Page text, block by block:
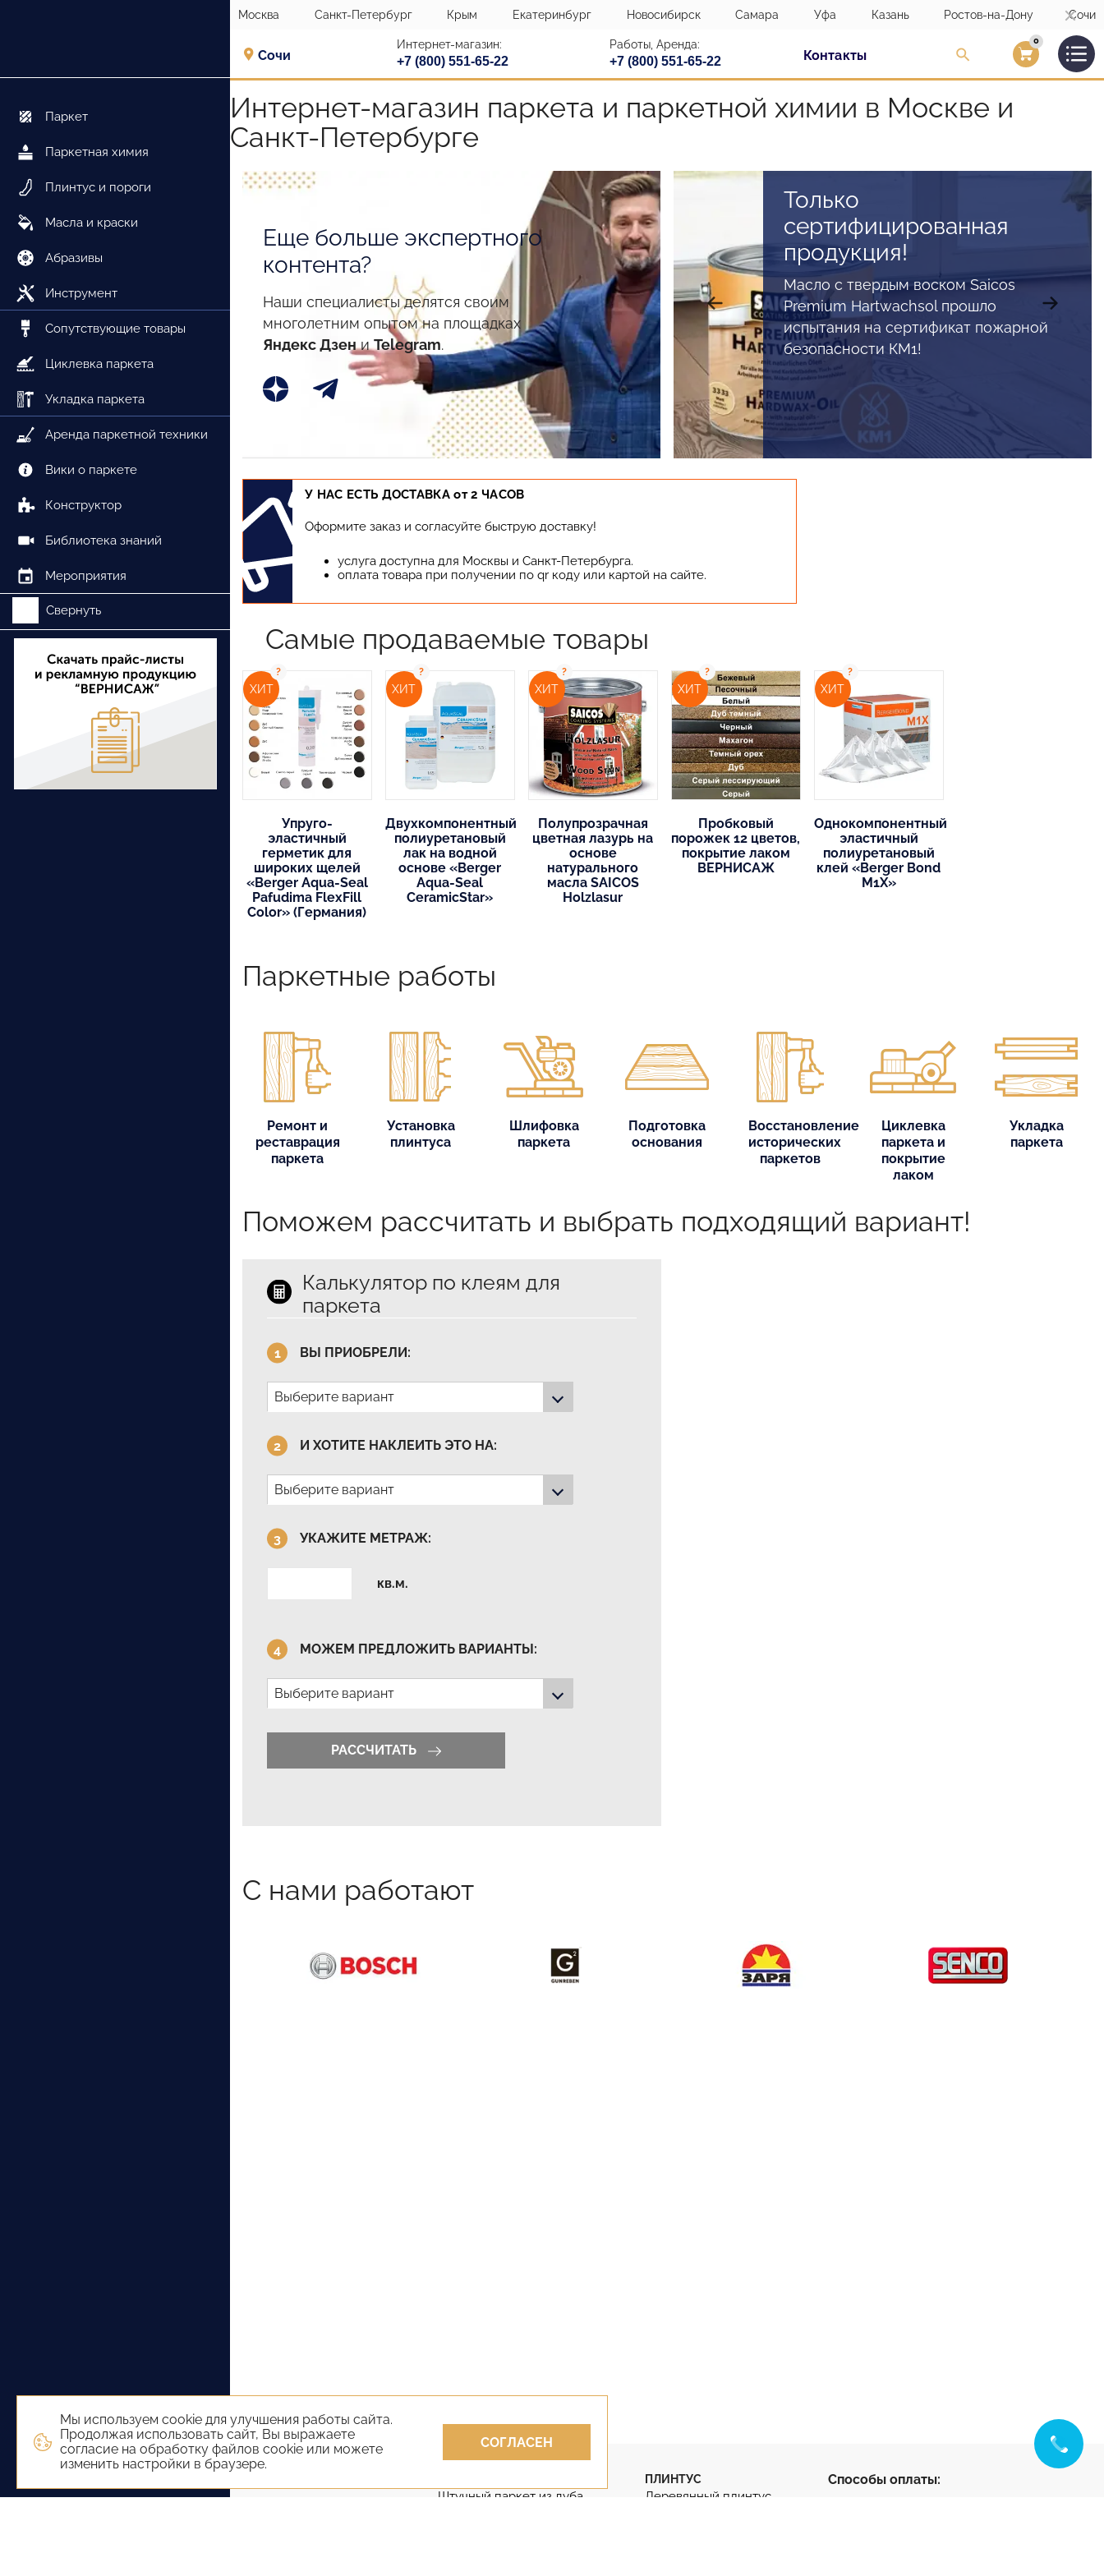
Мы используем cookie для улучшения работы сайта.
Продолжая использовать сайт, Вы выражаете
согласие на обработку файлов cookie или можете
изменить настройки в браузере.
СОГЛАСЕН
Москва Санкт-Петербург Крым Екатеринбург Новосибирск Самара Уфа Казань Ростов-на-Дону Сочи
Сочи
Интернет-магазин:
+7 (800) 551-65-22
Работы, Аренда:
+7 (800) 551-65-22 Контакты Вход/
0
Паркет
Паркетная химия
Плинтус и пороги
Масла и краски
Абразивы
Инструмент
Сопутствующие товары
Циклевка паркета
Укладка паркета
Аренда паркетной техники
Вики о паркете
Конструктор
Библиотека знаний
Мероприятия
Свернуть
Интернет-магазин паркета и паркетной химии в Москве и
Санкт-Петербурге
Еще больше экспертного
контента?
Наши специалисты делятся своим
многолетним опытом на площадках
Яндекс ДзениTelegram.
«Berger Aqua-Seal
GreenStar»
двухкомпонентный, экологичный,
полиуретановый лак на водной основе
прошел испытания на сертификат
пожарной безопасности КМ1!
Только
сертифицированная
продукция!
Масло с твердым воском Saicos
Premium Hartwachsol прошло
испытания на сертификат пожарной
безопасности КМ1!
Проконсультируем
онлайн!
Сэкономьте свое время, оформите
заявку и задайте все интересующие
Вас вопросы нашим специалистам по
видеосвязи.
ОСТАВЬТЕ ЗАЯВКУ
У НАС ЕСТЬ ДОСТАВКА от 2 ЧАСОВ
Оформите заказ и согласуйте быструю доставку!
услуга доступна для Москвы и Санкт-Петербурга.
оплата товара при получении по qr коду или картой на сайте.
Самые продаваемые товары
ХИТ
Упруго-
эластичный
герметик для
широких щелей
«Berger Aqua-Seal
Pafudima FlexFill
Color» (Германия)
ХИТ
Двухкомпонентный
полиуретановый
лак на водной
основе «Berger
Aqua-Seal
CeramicStar»
ХИТ
Полупрозрачная
цветная лазурь на
основе
натурального
масла SAICOS
Holzlasur
ХИТ
Пробковый
порожек 12 цветов,
покрытие лаком
ВЕРНИСАЖ
ХИТ
Однокомпонентный
эластичный
полиуретановый
клей «Berger Bond
M1X»
Паркетные работы
Ремонт и
реставрация
паркета
Установка
плинтуса
Шлифовка
паркета
Подготовка
основания
Восстановление
исторических
паркетов
Циклевка
паркета и
покрытие
лаком
Укладка
паркета
Поможем рассчитать и выбрать подходящий вариант!
Калькулятор по клеям для
паркета
ВЫ ПРИОБРЕЛИ:
Выберите вариант
И ХОТИТЕ НАКЛЕИТЬ ЭТО НА:
Выберите вариант
УКАЖИТЕ МЕТРАЖ:
кв.м.
МОЖЕМ ПРЕДЛОЖИТЬ ВАРИАНТЫ:
Выберите вариант
РАССЧИТАТЬ
С нами работают
Штучный паркет из дуба
ПЛИНТУС
Деревянный плинтус
Способы оплаты: